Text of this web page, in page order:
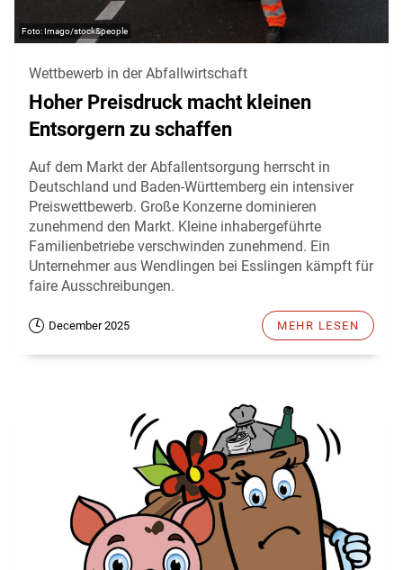
Imago/stock&people
Wettbewerb in der Abfallwirtschaft
Hoher Preisdruck macht kleinen
Entsorgern zu schaffen
Auf dem Markt der Abfallentsorgung herrscht in
Deutschland und Baden-Württemberg ein intensiver
Preiswettbewerb. Große Konzerne dominieren
zunehmend den Markt. Kleine inhabergeführte
Familienbetriebe verschwinden zunehmend. Ein
Unternehmer aus Wendlingen bei Esslingen kämpft für
faire Ausschreibungen.
December 2025 MEHR LESEN